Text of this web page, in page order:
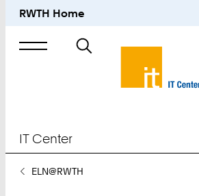
RWTH Home
Suche
nach
IT Center
SieELN@RWTH